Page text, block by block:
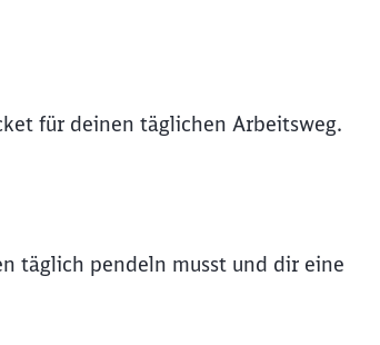
für deinen täglichen Arbeitsweg.
täglich pendeln musst und dir eine